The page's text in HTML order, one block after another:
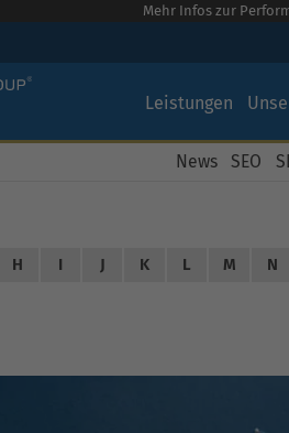
Mehr Infos zur
Leistungen
News SEO
H I J K L M N